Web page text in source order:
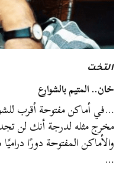
التخت
خان.. المتيم بالشوارع
…في أماكن مفتوحة أقرب
مخرج مثله لدرجة أنك لن
والأماكن المفتوحة دورًا
…